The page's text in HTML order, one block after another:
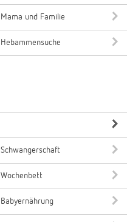
Mama und Familie
Hebammensuche
Schwangerschaft
Wochenbett
Babyernährung